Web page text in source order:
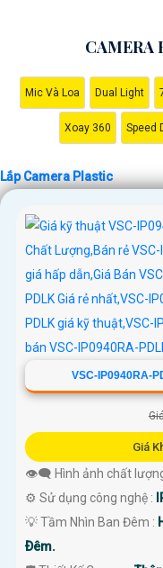
'
CAMERA
Mic Và Loa Dual Light
Xoay 360 Speed
Lắp Camera Plastic
VSC-IP0940RA-
Giá
👁️‍🗨 Hình ảnh chất
⚙ Sử dụng công nghệ :
💡 Tầm Nhìn Ban Đêm :
Ðêm.